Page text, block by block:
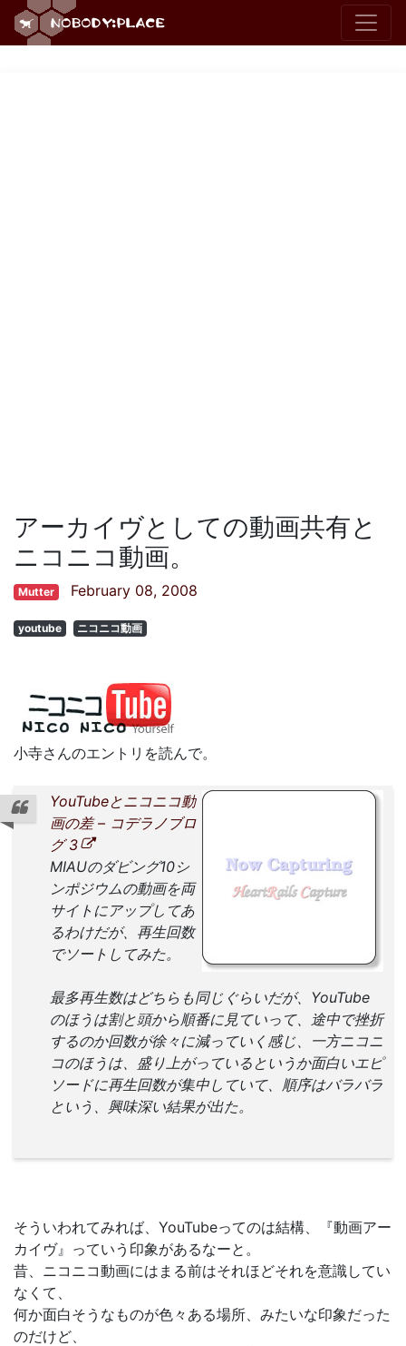
アーカイヴとしての動画共有と
ニコニコ動画。
Mutter February 08, 2008
youtube ニコニコ動画
小寺さんのエントリを読んで。
YouTubeとニコニコ動
画の差 – コデラノブロ
グ 3
MIAUのダビング10シ
ンポジウムの動画を両
サイトにアップしてあ
るわけだが、再生回数
でソートしてみた。
最多再生数はどちらも同じぐらいだが、YouTube
のほうは割と頭から順番に見ていって、途中で挫折
するのか回数が徐々に減っていく感じ、一方ニコニ
コのほうは、盛り上がっているというか面白いエピ
ソードに再生回数が集中していて、順序はバラバラ
という、興味深い結果が出た。
そういわれてみれば、YouTubeってのは結構、『動画アー
カイヴ』っていう印象があるなーと。
昔、ニコニコ動画にはまる前はそれほどそれを意識してい
なくて、
何か面白そうなものが色々ある場所、みたいな印象だった
のだけど、